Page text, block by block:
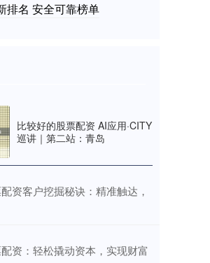
排名 安全可靠榜单
比较好的股票配资 AI应用·CITY
巡讲｜第二站：青岛
资客户挖掘秘诀：精准触达，
资：轻松撬动资本，实现财富